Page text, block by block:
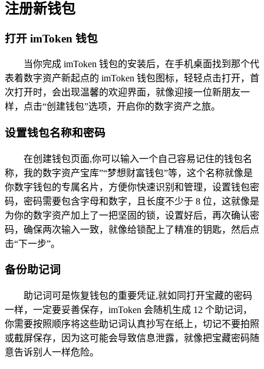
注册新钱包
打开 imToken 钱包
当你完成 imToken 钱包的安装后，在手机桌面找到那个代
表着数字资产新起点的 imToken 钱包图标，轻轻点击打开，首
次打开时，会出现温馨的欢迎界面，就像迎接一位新朋友一
样，点击“创建钱包”选项，开启你的数字资产之旅。
设置钱包名称和密码
在创建钱包页面,你可以输入一个自己容易记住的钱包名
称，我的数字资产宝库”“梦想财富钱包”等，这个名称就像是
你数字钱包的专属名片，方便你快速识别和管理，设置钱包密
码，密码需要包含字母和数字，且长度不少于 8 位，这就像是
为你的数字资产加上了一把坚固的锁，设置好后，再次确认密
码，确保两次输入一致，就像给锁配上了精准的钥匙，然后点
击“下一步”。
备份助记词
助记词可是恢复钱包的重要凭证,就如同打开宝藏的密码
一样，一定要妥善保存，imToken 会随机生成 12 个助记词，
你需要按照顺序将这些助记词认真抄写在纸上，切记不要拍照
或截屏保存，因为这可能会导致信息泄露，就像把宝藏密码随
意告诉别人一样危险。